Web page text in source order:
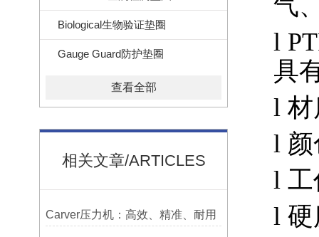
Biological生物验证垫圈
Gauge Guard防护垫圈
查看全部
相关文章/ARTICLES
Carver压力机：高效、精准、耐用
气
l
具
l 材
l
l 工
l 硬